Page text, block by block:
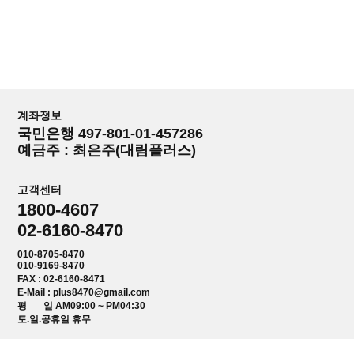
계좌정보
국민은행 497-801-01-457286
예금주 : 최은주(대림플러스)
고객센터
1800-4607
02-6160-8470
010-8705-8470
010-9169-8470
FAX : 02-6160-8471
E-Mail : plus8470@gmail.com
평 일 AM09:00 ~ PM04:30
토.일.공휴일 휴무